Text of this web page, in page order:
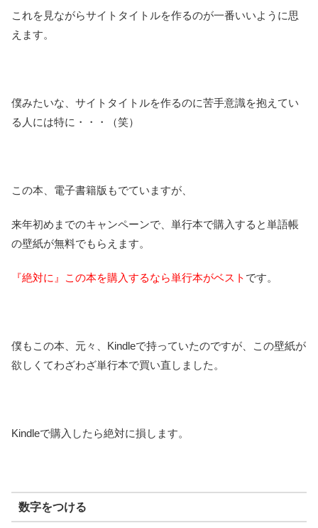
これを見ながらサイトタイトルを作るのが一番いいように思
えます。
僕みたいな、サイトタイトルを作るのに苦手意識を抱えてい
る人には特に・・・（笑）
この本、電子書籍版もでていますが、
来年初めまでのキャンペーンで、単行本で購入すると単語帳
の壁紙が無料でもらえます。
『絶対に』この本を購入するなら単行本がベスト です。
僕もこの本、元々、Kindleで持っていたのですが、この壁紙が
欲しくてわざわざ単行本で買い直しました。
Kindleで購入したら絶対に損します。
数字をつける